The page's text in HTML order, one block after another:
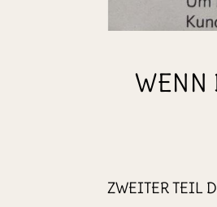
WENN
ZWEITER TEIL